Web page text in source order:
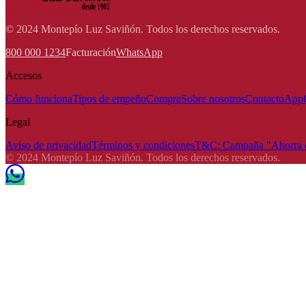
© 2024 Montepío Luz Saviñón. Todos los derechos reservados.
800 000 1234FacturaciónWhatsApp
Accesos
Cómo funcionaTipos de empeñoCompraSobre nosotrosContactoApp
Legal
Aviso de privacidadTérminos y condicionesT&C: Campaña "Ahorra
© 2024 Montepío Luz Saviñón. Todos los derechos reservados.